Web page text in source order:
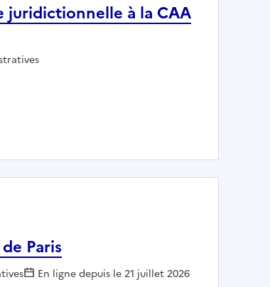
juridictionnelle à la CAA
juridictionnelle à la CAA de Versailles
Paris
En ligne depuis le 21 juillet 2026